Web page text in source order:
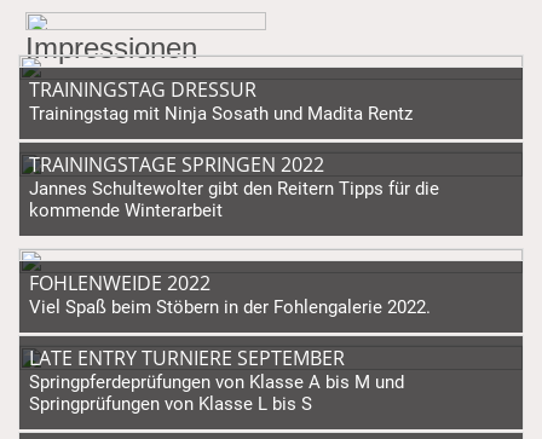
Impressionen
TRAININGSTAG DRESSUR
Trainingstag mit Ninja Sosath und Madita Rentz
TRAININGSTAGE SPRINGEN 2022
Jannes Schultewolter gibt den Reitern Tipps für die
kommende Winterarbeit
FOHLENWEIDE 2022
Viel Spaß beim Stöbern in der Fohlengalerie 2022.
LATE ENTRY TURNIERE SEPTEMBER
Springpferdeprüfungen von Klasse A bis M und
Springprüfungen von Klasse L bis S